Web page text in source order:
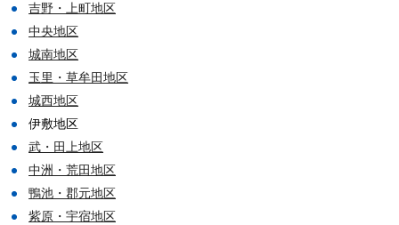
吉野・上町地区
中央地区
城南地区
玉里・草牟田地区
城西地区
伊敷地区
武・田上地区
中洲・荒田地区
鴨池・郡元地区
紫原・宇宿地区